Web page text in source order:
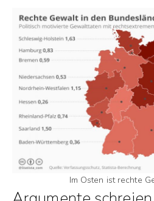
Im Osten ist rechte